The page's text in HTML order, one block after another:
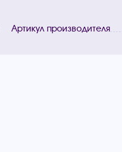
Артикул производителя